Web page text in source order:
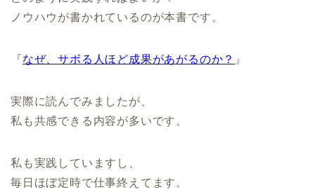
ノウハウが書かれているのが本書です。
『なぜ、サボる人ほど成果があがるのか？ 』
実際に読んでみましたが、
私も共感できる内容が多いです。
私も実践していますし、
毎日ほぼ定時で仕事終えてます。